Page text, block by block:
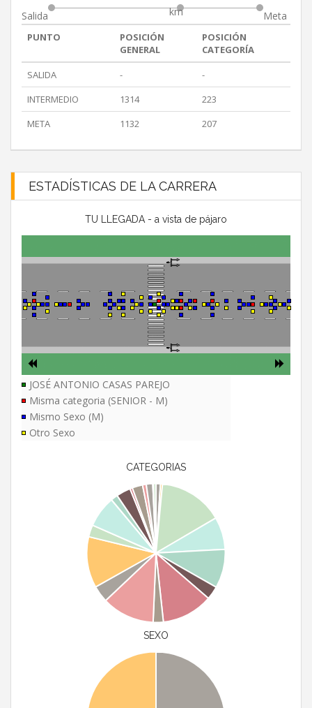
Salida
km
Meta
PUNTO
POSICIÓN
GENERAL
POSICIÓN
CATEGORÍA
SALIDA
-
-
INTERMEDIO
1314
223
META
1132 207
ESTADÍSTICAS DE LA CARRERA
TU LLEGADA - a vista de pájaro
JOSÉ ANTONIO CASAS PAREJO
Misma categoria (SENIOR - M)
Mismo Sexo (M)
Otro Sexo
CATEGORIAS
SEXO